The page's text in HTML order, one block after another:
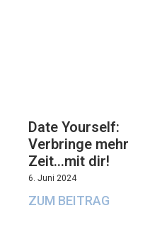
Date Yourself:
Verbringe mehr
Zeit…mit dir!
6. Juni 2024
ZUM BEITRAG